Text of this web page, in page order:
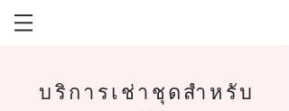
บริการเช่าชุดสำหรับ